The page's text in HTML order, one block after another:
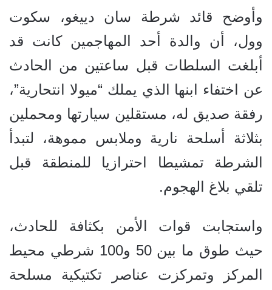
وأوضح قائد شرطة سان دييغو، سكوت
وول، أن والدة أحد المهاجمين كانت قد
أبلغت السلطات قبل ساعتين من الحادث
عن اختفاء ابنها الذي يملك “ميولا انتحارية”،
رفقة صديق له، مستقلين سيارتها ومحملين
بثلاثة أسلحة نارية وملابس مموهة، لتبدأ
الشرطة تمشيطا احترازيا للمنطقة قبل
تلقي بلاغ الهجوم.
واستجابت قوات الأمن بكثافة للحادث،
حيث طوق ما بين 50 و100 شرطي محيط
المركز وتمركزت عناصر تكتيكية مسلحة